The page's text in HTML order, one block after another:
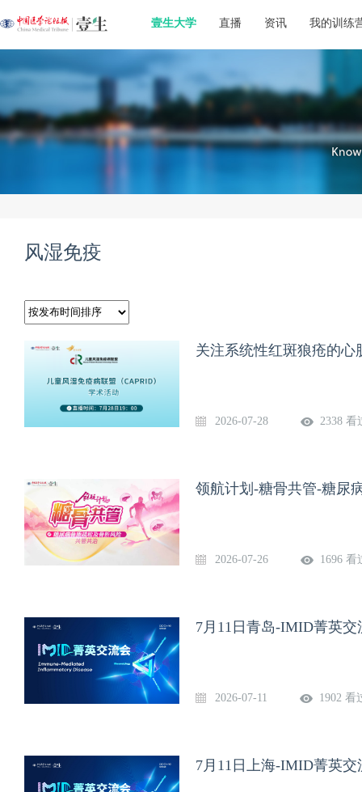
壹生大学 直播 资讯 我的训练
风湿免疫
关注系统性红斑狼疮的心
2026-07-28 2338 看
领航计划-糖骨共管-糖尿
2026-07-26 1696 看
7月11日青岛-IMID菁英交
2026-07-11 1902 看
7月11日上海-IMID菁英交